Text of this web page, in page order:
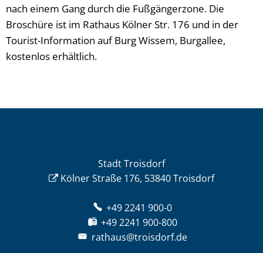
nach einem Gang durch die Fußgängerzone. Die
Broschüre ist im Rathaus Kölner Str. 176 und in der
Tourist-Information auf Burg Wissem, Burgallee,
kostenlos erhältlich.
Stadt Troisdorf
Kölner Straße 176, 53840 Troisdorf
+49 2241 900-0
+49 2241 900-800
rathaus@troisdorf.de